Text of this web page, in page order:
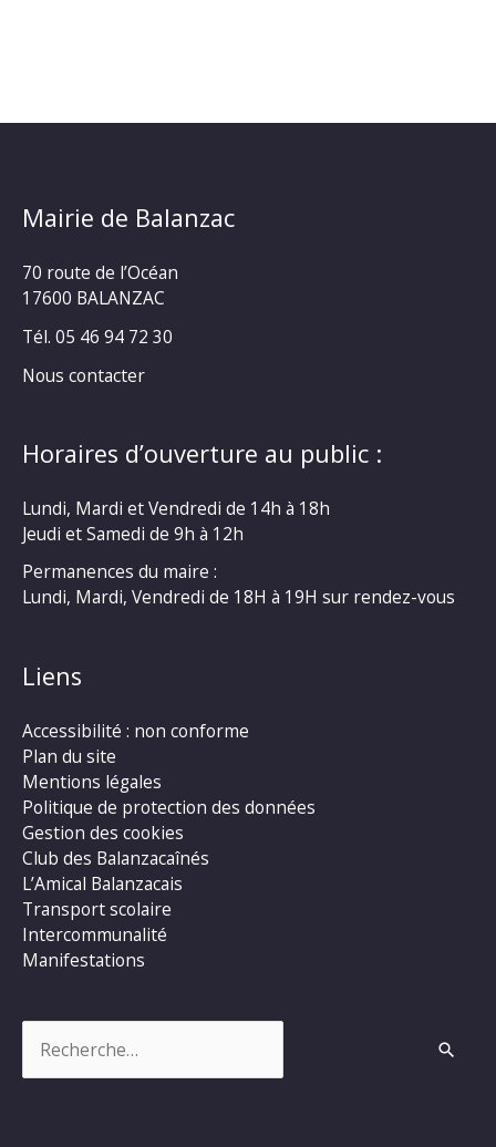
Mairie de Balanzac
70 route de l’Océan
17600 BALANZAC
Tél. 05 46 94 72 30
Nous contacter
Horaires d’ouverture au public :
Lundi, Mardi et Vendredi de 14h à 18h
Jeudi et Samedi de 9h à 12h
Permanences du maire :
Lundi, Mardi, Vendredi de 18H à 19H sur rendez-vous
Liens
Accessibilité : non conforme
Plan du site
Mentions légales
Politique de protection des données
Gestion des cookies
Club des Balanzacaînés
L’Amical Balanzacais
Transport scolaire
Intercommunalité
Manifestations